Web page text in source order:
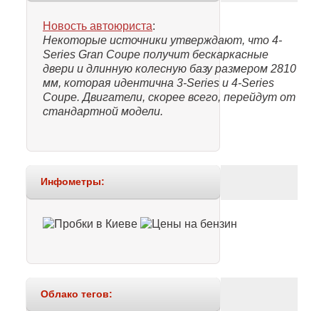
Новость автоюриста:
Некоторые источники утверждают, что 4-
Series Gran Coupe получит бескаркасные
двери и длинную колесную базу размером 2810
мм, которая идентична 3-Series и 4-Series
Coupe. Двигатели, скорее всего, перейдут от
стандартной модели.
Инфометры:
Облако тегов: